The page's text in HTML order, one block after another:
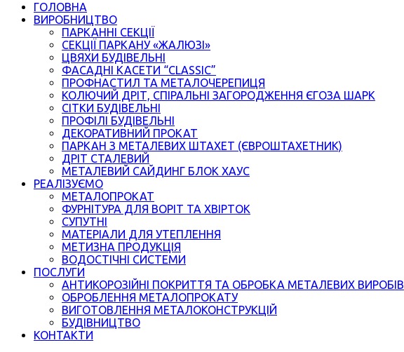
ГОЛОВНА
ВИРОБНИЦТВО
ПАРКАННІ СЕКЦІЇ
СЕКЦІЇ ПАРКАНУ «ЖАЛЮЗІ»
ЦВЯХИ БУДІВЕЛЬНІ
ФАСАДНІ КАСЕТИ “CLASSIC”
ПРОФНАСТИЛ ТА МЕТАЛОЧЕРЕПИЦЯ
КОЛЮЧИЙ ДРІТ, СПІРАЛЬНІ ЗАГОРОДЖЕННЯ ЄГОЗА ШАРК
СІТКИ БУДІВЕЛЬНІ
ПРОФІЛІ БУДІВЕЛЬНІ
ДЕКОРАТИВНИЙ ПРОКАТ
ПАРКАН З МЕТАЛЕВИХ ШТАХЕТ (ЄВРОШТАХЕТНИК)
ДРІТ СТАЛЕВИЙ
МЕТАЛЕВИЙ САЙДИНГ БЛОК ХАУС
РЕАЛІЗУЄМО
МЕТАЛОПРОКАТ
ФУРНІТУРА ДЛЯ ВОРІТ ТА ХВІРТОК
СУПУТНІ
МАТЕРІАЛИ ДЛЯ УТЕПЛЕННЯ
МЕТИЗНА ПРОДУКЦІЯ
ВОДОСТІЧНІ СИСТЕМИ
ПОСЛУГИ
АНТИКОРОЗІЙНІ ПОКРИТТЯ ТА ОБРОБКА МЕТАЛЕВИХ ВИРОБІВ
ОБРОБЛЕННЯ МЕТАЛОПРОКАТУ
ВИГОТОВЛЕННЯ МЕТАЛОКОНСТРУКЦІЙ
БУДІВНИЦТВО
КОНТАКТИ